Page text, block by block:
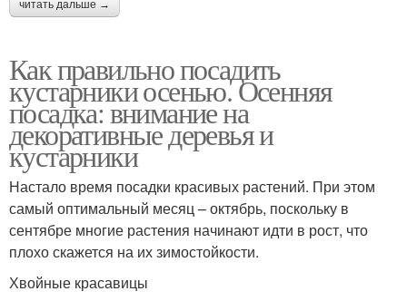
читать дальше →
Как правильно посадить
кустарники осенью. Осенняя
посадка: внимание на
декоративные деревья и
кустарники
Настало время посадки красивых растений. При этом
самый оптимальный месяц – октябрь, поскольку в
сентябре многие растения начинают идти в рост, что
плохо скажется на их зимостойкости.
Хвойные красавицы